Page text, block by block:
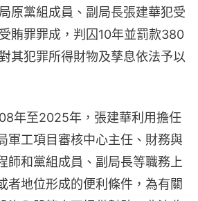
原黨組成員、副局長張建華犯受
賄罪罪成，判囚10年並罰款380
其犯罪所得財物及孳息依法予以
年至2025年，張建華利用擔任
軍工項目審核中心主任、財務與
師和黨組成員、副局長等職務上
者地位形成的便利條件，為有關